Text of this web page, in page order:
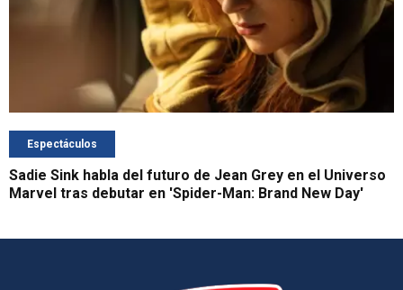
Espectáculos
Sadie Sink habla del futuro de Jean Grey en el Universo
Marvel tras debutar en 'Spider-Man: Brand New Day'